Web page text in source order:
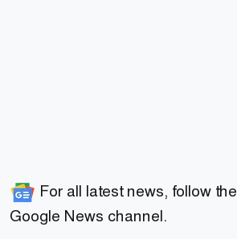
For all latest news, follow the
Google News channel.